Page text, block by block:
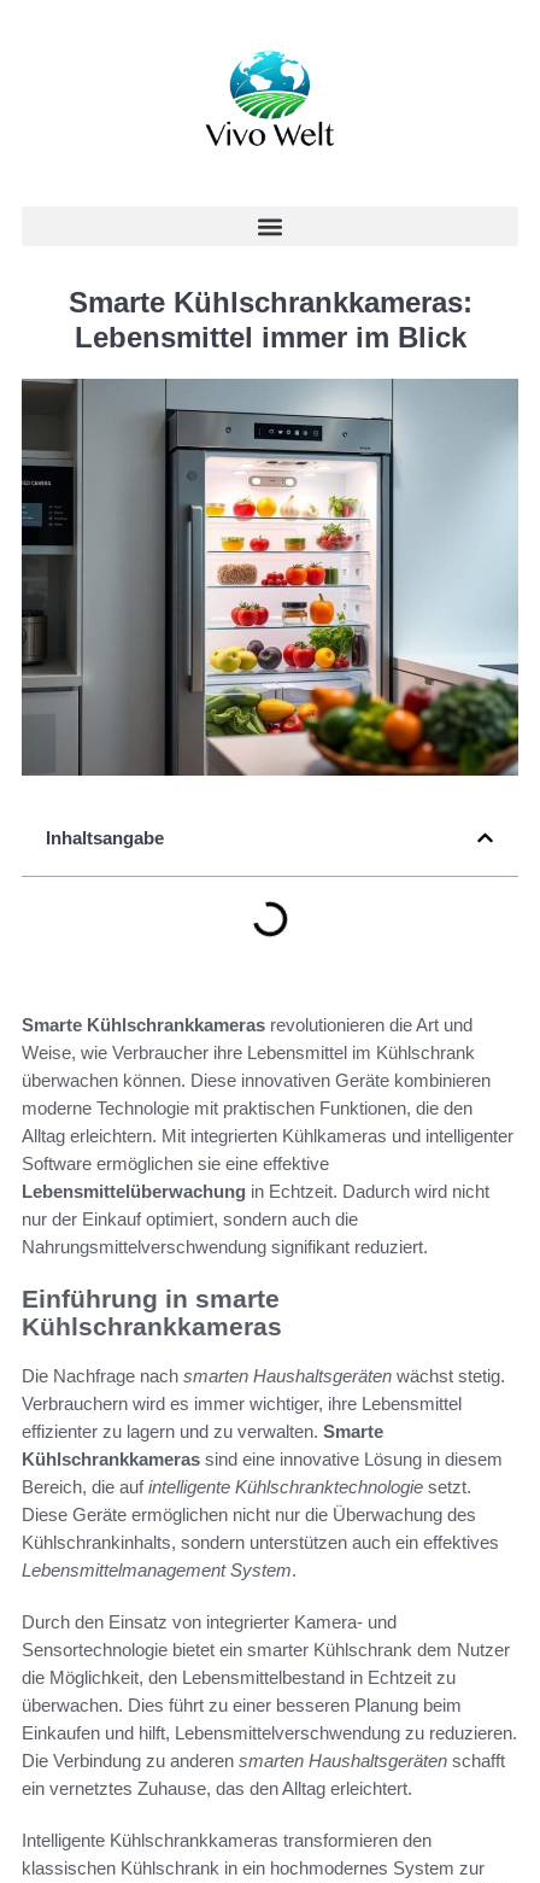
Smarte Kühlschrankkameras:
Lebensmittel immer im Blick
Inhaltsangabe
Smarte Kühlschrankkameras revolutionieren die Art und
Weise, wie Verbraucher ihre Lebensmittel im Kühlschrank
überwachen können. Diese innovativen Geräte kombinieren
moderne Technologie mit praktischen Funktionen, die den
Alltag erleichtern. Mit integrierten Kühlkameras und intelligenter
Software ermöglichen sie eine effektive
Lebensmittelüberwachung in Echtzeit. Dadurch wird nicht
nur der Einkauf optimiert, sondern auch die
Nahrungsmittelverschwendung signifikant reduziert.
Einführung in smarte
Kühlschrankkameras
Die Nachfrage nach smarten Haushaltsgeräten wächst stetig.
Verbrauchern wird es immer wichtiger, ihre Lebensmittel
effizienter zu lagern und zu verwalten. Smarte
Kühlschrankkameras sind eine innovative Lösung in diesem
Bereich, die aufintelligente Kühlschranktechnologie setzt.
Diese Geräte ermöglichen nicht nur die Überwachung des
Kühlschrankinhalts, sondern unterstützen auch ein effektives
Lebensmittelmanagement System.
Durch den Einsatz von integrierter Kamera- und
Sensortechnologie bietet ein smarter Kühlschrank dem Nutzer
die Möglichkeit, den Lebensmittelbestand in Echtzeit zu
überwachen. Dies führt zu einer besseren Planung beim
Einkaufen und hilft, Lebensmittelverschwendung zu reduzieren.
Die Verbindung zu anderen smarten Haushaltsgeräten schafft
ein vernetztes Zuhause, das den Alltag erleichtert.
Intelligente Kühlschrankkameras transformieren den
klassischen Kühlschrank in ein hochmodernes System zur